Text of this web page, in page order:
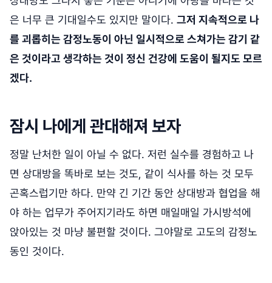
은 너무 큰 기대일수도 있지만 말이다. 그저 지속적으로 나
를 괴롭히는 감정노동이 아닌 일시적으로 스쳐가는 감기 같
은 것이라고 생각하는 것이 정신 건강에 도움이 될지도 모르
겠다.
잠시 나에게 관대해져 보자
정말 난처한 일이 아닐 수 없다. 저런 실수를 경험하고 나
면 상대방을 똑바로 보는 것도, 같이 식사를 하는 것 모두
곤혹스럽기만 하다. 만약 긴 기간 동안 상대방과 협업을 해
야 하는 업무가 주어지기라도 하면 매일매일 가시방석에
앉아있는 것 마냥 불편할 것이다. 그야말로 고도의 감정노
동인 것이다.